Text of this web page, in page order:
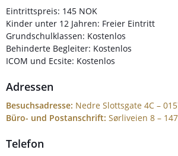
Eintrittspreis: 145 NOK
Kinder unter 12 Jahren: Freier Eintritt
Grundschulklassen: Kostenlos
Behinderte Begleiter: Kostenlos
ICOM und Ecsite: Kostenlos
Adressen
Besuchsadresse: Nedre Slottsgate 4C –
Büro- und Postanschrift: Sørliveien 8 –
Telefon